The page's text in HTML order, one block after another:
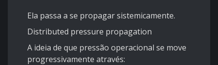
Ela passa a se propagar sistemicamente.
Distributed pressure propagation
A ideia de que pressão operacional se move
progressivamente através: